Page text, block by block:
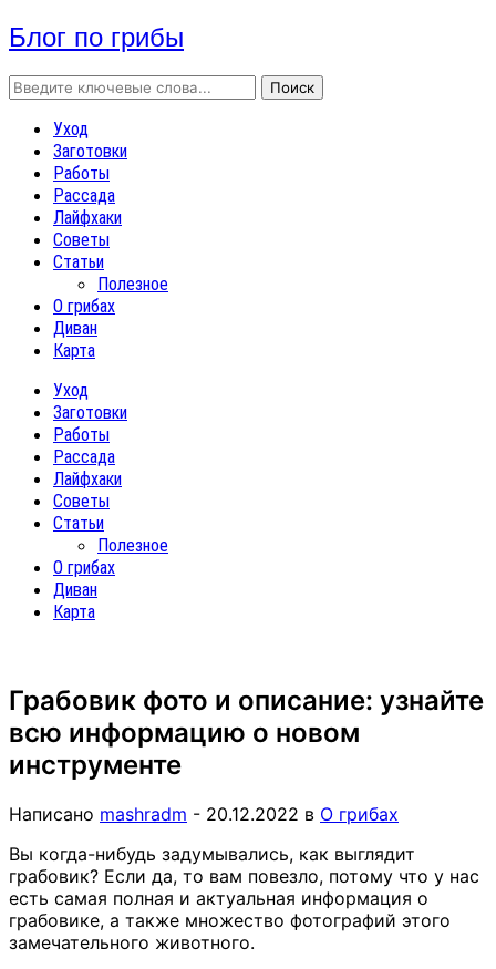
Блог по грибы
Уход
Заготовки
Работы
Рассада
Лайфхаки
Советы
Статьи
Полезное
О грибах
Диван
Карта
Уход
Заготовки
Работы
Рассада
Лайфхаки
Советы
Статьи
Полезное
О грибах
Диван
Карта
Грабовик фото и описание: узнайте
всю информацию о новом
инструменте
Написано mashradm - 20.12.2022 в О грибах
Вы когда-нибудь задумывались, как выглядит
грабовик? Если да, то вам повезло, потому что у нас
есть самая полная и актуальная информация о
грабовике, а также множество фотографий этого
замечательного животного.